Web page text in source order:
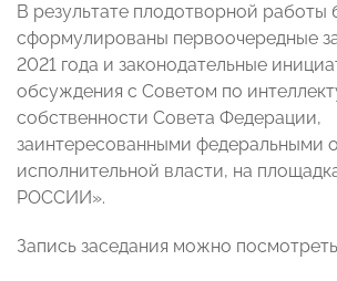
В результате плодотворной работы
сформулированы первоочередные
2021 года и законодательные
обсуждения с Советом по
собственности Совета Федерации,
заинтересованными федеральными
исполнительной власти, на
РОССИИ».
Запись заседания можно